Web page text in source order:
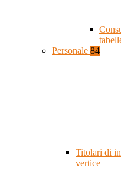
Personale 84
Titolari di
vertice